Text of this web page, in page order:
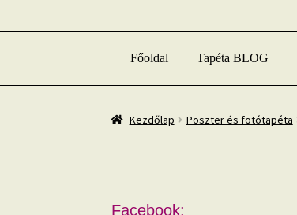
Főoldal Tapéta BLOG
Kezdőlap Poszter és fotótapéta
Facebook: